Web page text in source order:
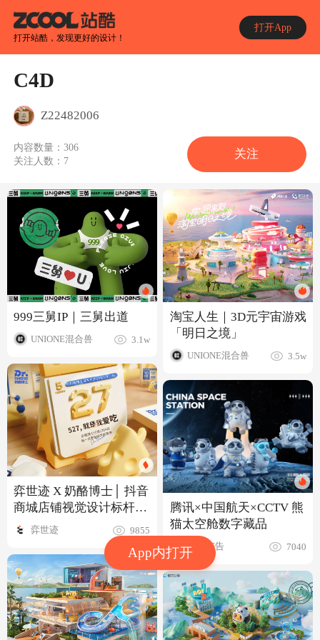
打开站酷，发现更好的设计！
打开App
App内打开
C4D
Z22482006
内容数量：306
关注人数： 7
关注
999三舅IP｜三舅出道
UNIONE混合兽 3.1w
弈世迹 X 奶酪博士│ 抖音
商城店铺视觉设计标杆案
例
弈世迹 9855
淘宝人生｜3D元宇宙游戏
「明日之境」
UNIONE混合兽 3.5w
腾讯×中国航天×CCTV 熊
猫太空舱数字藏品
巨然广告 7040